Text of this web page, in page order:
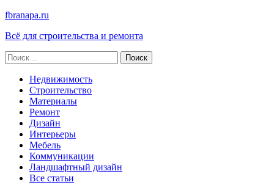
fbranapa.ru
Всё для строительства и ремонта
Найти:
Недвижимость
Строительство
Материалы
Ремонт
Дизайн
Интерьеры
Мебель
Коммуникации
Ландшафтный дизайн
Все статьи